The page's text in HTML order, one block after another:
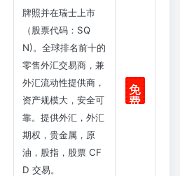
牌照并在瑞士上市
（股票代码：SQ
N)。全球排名前十的
零售外汇交易商，兼
外汇流动性提供商，
资产规模大，安全可
靠。提供外汇，外汇
期权，贵金属，原
油，股指，股票 CF
D 交易。
免
费